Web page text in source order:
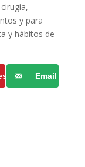
y para
y hábitos de
Email